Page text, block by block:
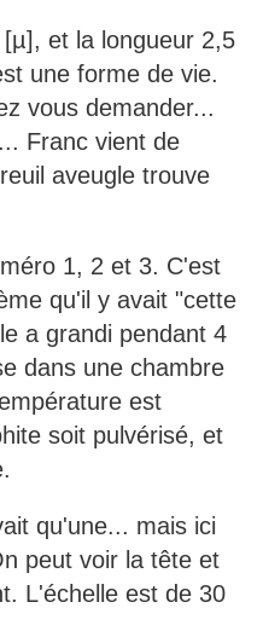
et la longueur 2,5
une forme de vie.
vous demander...
Franc vient de
aveugle trouve
1, 2 et 3. C'est
qu'il y avait "cette
a grandi pendant 4
dans une chambre
est
soit pulvérisé, et
qu'une... mais ici
peut voir la tête et
L'échelle est de 30